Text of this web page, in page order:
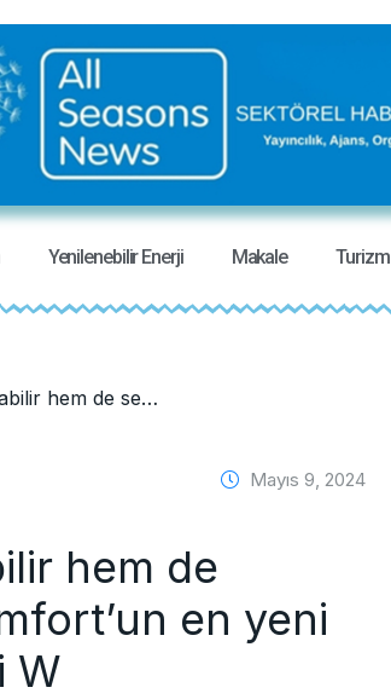
Yenilenebilir Enerji Makale Turizm
/ Hem internete bağlanabilir hem de sessiz! Bosch Home Comfort’un en yeni kombisi: Condens 2200i W
Mayıs 9, 2024
hem de
en yeni
W